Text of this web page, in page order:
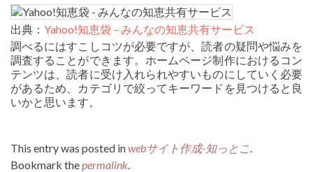
出典： Yahoo!知恵袋 – みんなの知恵共有サービス
調べるにはすこしコツが必要ですが、読者の疑問や悩みを
調査することができます。ホームページ制作におけるコン
テンツは、読者に受け入れられやすいものにしていく必要
があるため、カテゴリで絞ってキーワードを見つけると良
いかと思います。
This entry was posted inwebサイト作成-知っとこ
Bookmark the permalink